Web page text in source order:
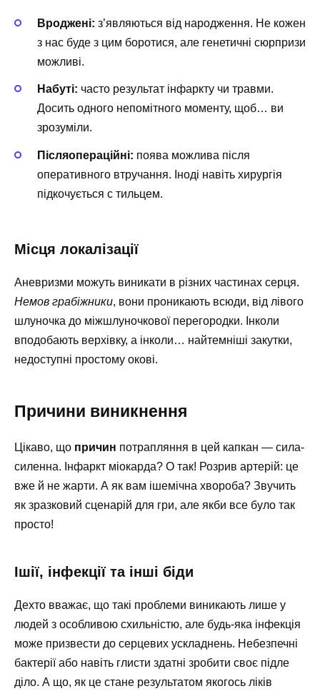
Вроджені: з’являються від народження. Не кожен
з нас буде з цим боротися, але генетичні сюрпризи
можливі.
Набуті: часто результат інфаркту чи травми.
Досить одного непомітного моменту, щоб… ви
зрозуміли.
Післяопераційні: поява можлива після
оперативного втручання. Іноді навіть хирургія
підкочується с тильцем.
Місця локалізації
Аневризми можуть виникати в різних частинах серця.
Немов грабіжники, вони проникають всюди, від лівого
шлуночка до міжшлуночкової перегородки. Інколи
вподобають верхівку, а інколи… найтемніші закутки,
недоступні простому окові.
Причини виникнення
Цікаво, що причин потрапляння в цей капкан — сила-
силенна. Інфаркт міокарда? О так! Розрив артерій: це
вже й не жарти. А як вам ішемічна хвороба? Звучить
як зразковий сценарій для гри, але якби все було так
просто!
Ішії, інфекції та інші біди
Дехто вважає, що такі проблеми виникають лише у
людей з особливою схильністю, але будь-яка інфекція
може призвести до серцевих ускладнень. Небезпечні
бактерії або навіть глисти здатні зробити своє підле
діло. А що, як це стане результатом якогось ліків